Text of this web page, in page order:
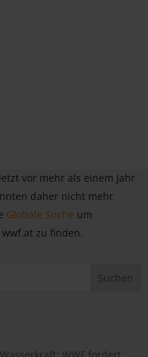
vor mehr als einem Jahr
daher nicht mehr
Globale Suche um
zu finden.